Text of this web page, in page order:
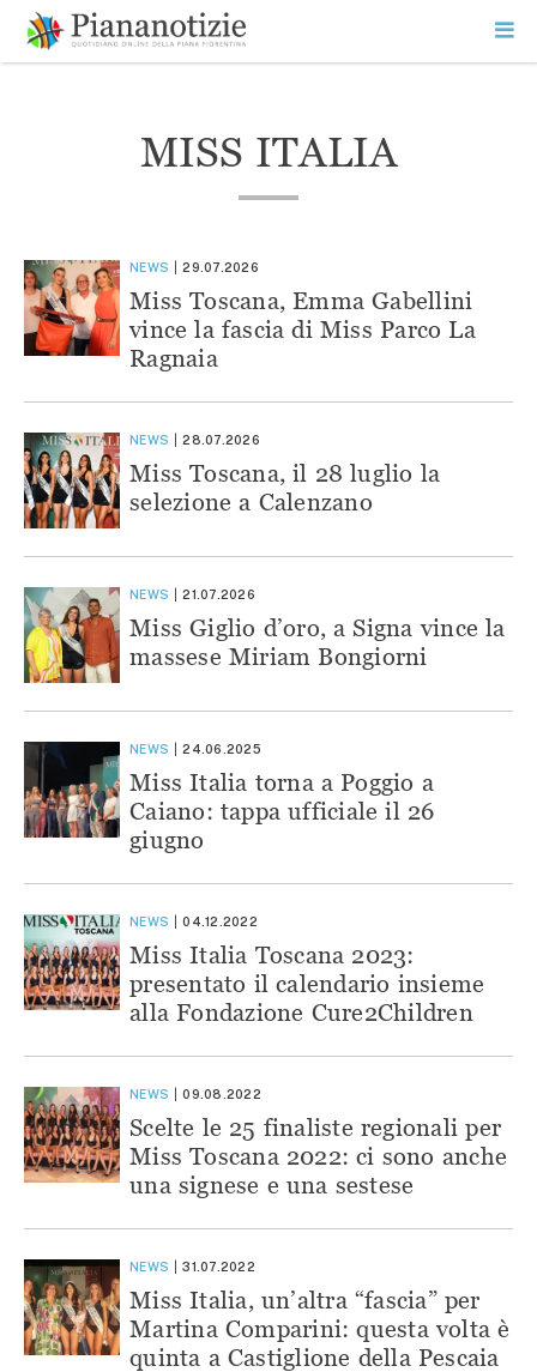
contenuto
SEARCH
MISS ITALIA
NEWS 29.07.2026
Miss Toscana, Emma Gabellini
vince la fascia di Miss Parco La
Ragnaia
NEWS 28.07.2026
Miss Toscana, il 28 luglio la
selezione a Calenzano
NEWS 21.07.2026
Miss Giglio d’oro, a Signa vince la
massese Miriam Bongiorni
NEWS 24.06.2025
Miss Italia torna a Poggio a
Caiano: tappa ufficiale il 26
giugno
NEWS 04.12.2022
Miss Italia Toscana 2023:
presentato il calendario insieme
alla Fondazione Cure2Children
NEWS 09.08.2022
Scelte le 25 finaliste regionali per
Miss Toscana 2022: ci sono anche
una signese e una sestese
NEWS 31.07.2022
Miss Italia, un’altra “fascia” per
Martina Comparini: questa volta è
quinta a Castiglione della Pescaia